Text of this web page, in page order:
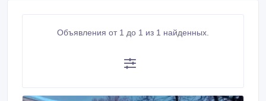
Объявления от 1 до 1 из 1 найденных.